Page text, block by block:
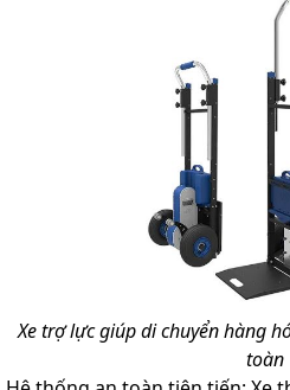
Xe trợ lực giúp di chuyển hàng
toàn